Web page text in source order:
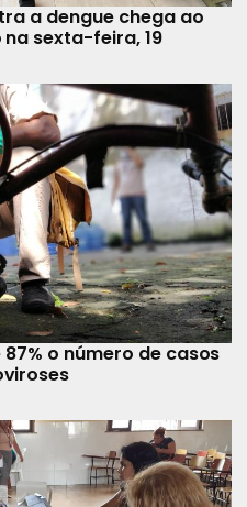
a dengue chega ao
sexta-feira, 19
o número de casos